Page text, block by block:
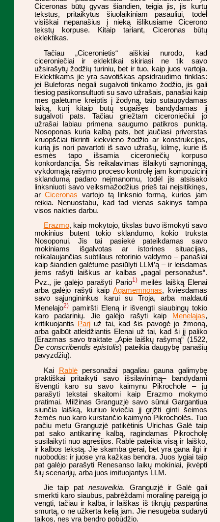
Ciceronas būtų gyvas šiandien, teigia jis, jis kurtų
tekstus, pritaikytus šiuolaikiniam pasauliui, todėl
visiškai nepanašius į nieką išlikusiame Cicerono
tekstų korpuse. Kitaip tariant, Ciceronas būtų
eklektikas.
Tačiau „Ciceronietis“ aiškiai nurodo, kad
ciceroniečiai ir eklektikai skiriasi ne tik savo
užsirašytų žodžių turiniu, bet ir tuo, kaip juos vartoja.
Eklektikams jie yra savotiškas apsidraudimo tinklas:
jei Buleforas negali sugalvoti tinkamo žodžio, jis gali
tiesiog pasikonsultuoti su savo užrašais, panašiai kaip
mes galėtume kreiptis į žodyną, taip sutaupydamas
laiką, kurį kitaip būtų sugaišęs bandydamas jį
sugalvoti pats. Tačiau griežtam ciceroniečiui jo
užrašai labiau primena saugumo patikros punktą.
Nosoponas kuria kalbą pats, bet jaučiasi priverstas
kruopščiai tikrinti kiekvieno žodžio ar konstrukcijos,
kurią jis nori pavartoti iš savo užrašų, kilmę, kurie iš
esmės tapo išsamia ciceroniečių korpuso
konkordancija. Šis reikalavimas išlaikyti sąmoningą,
vykdomąją rašymo proceso kontrolę jam kompozicinį
sklandumą padaro neįmanomu, todėl jis atsisako
linksniuoti savo veiksmažodžius prieš tai neįsitikinęs,
arCiceronas vartojo tą linksnio formą, kurios jam
reikia. Nenuostabu, kad tad vienas sakinys tampa
visos nakties darbu.
Erazmo, kaip mokytojo, tikslas buvo išmokyti savo
mokinius būtent tokio sklandumo, kokio trūksta
Nosoponui. Jis tai pasiekė pateikdamas savo
mokiniams išgalvotas ar istorines situacijas,
reikalaujančias subtilaus retorinio valdymo – panašiai
kaip šiandien galėtume pasiūlyti LLM’ą – ir leisdamas
jiems rašyti laiškus ar kalbas „pagal personažus“.
Pvz., jie galėjo parašyti Pario1) meilės laišką Elenai
arba galėjo rašyti kaip Agamemnonas, kviesdamas
savo sąjungininkus karui su Troja, arba maldauti
Menelajo2)pamiršti Eleną ir išvengti siaubingų tokio
karo padarinių. Jie galėjo rašyti kaip
Menelajas,
kritikuojantis
Parįuž tai, kad šis pavogė jo žmoną,
arba galbūt atleidžiantis Elenai už tai, kad ši jį paliko
(Erazmas savo traktate „Apie laiškų rašymą“ (1522,
De conscribendis epistolis) pateikia daugybę panašių
pavyzdžių).
Kai
Rablėpersonažai pagaliau gauna galimybę
praktiškai pritaikyti savo išsilavinimą– bandydami
išvengti karo su savo kaimynu Pikrochole – jų
parašyti tekstai skaitomi kaip Erazmo mokymo
pratimai. Milžinas Granguzjė savo sūnui Gargantiua
siunčia laišką, kuriuo kviečia jį grįžti ginti šeimos
žemės nuo karo kurstančio kaimyno Pikrocholės. Tuo
pačiu metu Granguzjė patikėtinis Ulrichas Galė taip
pat sako antikarinę kalbą, ragindamas Pikrocholę
susilaikyti nuo agresijos. Rablė pateikia visą ir laiško,
ir kalbos tekstą. Jie skamba gerai, bet yra gana ilgi ir
nuobodūs: ir juose yra kažkas bendra. Juos lygiai taip
pat galėjo parašyti Renesanso laikų mokiniai, įkvėpti
šių scenarijų, arba juos imituojantys LLM.
Jie taip pat nesuveikia. Granguzjė ir Galė gali
smerkti karo siaubus, pabrėždami moralinę pareigą jo
vengti, tačiau ir kalba, ir laiškas iš tikrųjų paspartina
smurtą, o ne užkerta kelią jam. Jie nesugeba sudaryti
taikos, nes yra bendro pobūdžio.